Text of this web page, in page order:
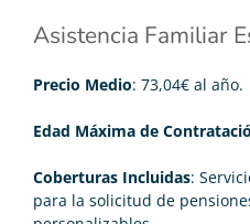
Asistencia Familiar
Precio Medio: 73,04€ al año.
Edad Máxima de
Coberturas Incluidas:
para la solicitud de